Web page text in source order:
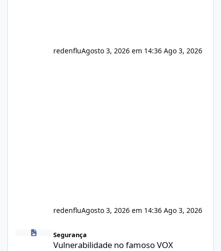
redenfluAgosto 3, 2026 em 14:36 Ago 3, 2026
redenfluAgosto 3, 2026 em 14:36 Ago 3, 2026
Segurança
Vulnerabilidade no famoso VOX